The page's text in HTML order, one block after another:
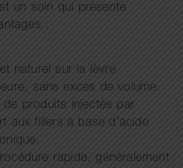
un soin qui présente
:
naturel sur la lèvre
sans excès de volume.
de produits injectés par
aux fillers à base d’acide
rapide, généralement